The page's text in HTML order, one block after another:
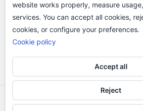
le quiten el teléfono.
Odi O'Malley © 2016-2025.
website works properly, measure
services. You can accept all cookies,
cookies, or configure your preferences.
Cookie policy
Accept all
Reject